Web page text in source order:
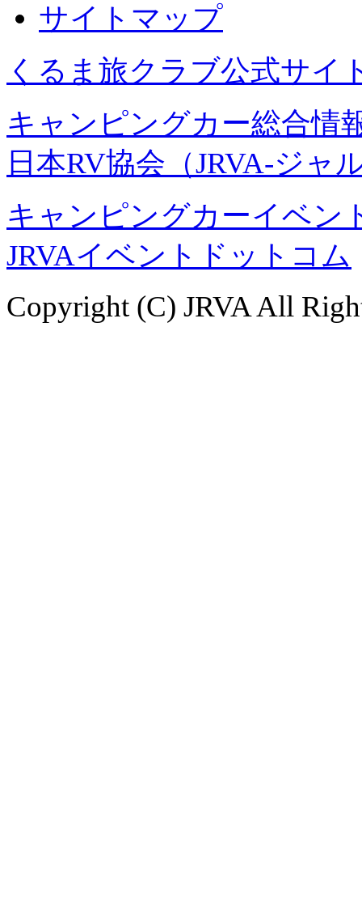
サイトマップ
くるま旅クラブ公式サイ
キャンピングカー総合情
日本RV協会（JRVA-ジャ
キャンピングカーイベン
JRVAイベントドットコム
Copyright (C) JRVA All